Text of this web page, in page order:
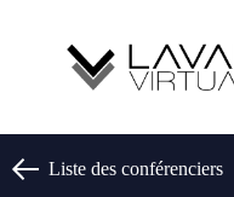
Liste des conférenciers